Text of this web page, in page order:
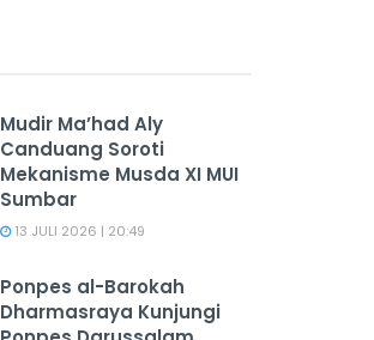
Mudir Ma’had Aly
Canduang Soroti
Mekanisme Musda XI MUI
Sumbar
13 JULI 2026 | 20:49
Ponpes al-Barokah
Dharmasraya Kunjungi